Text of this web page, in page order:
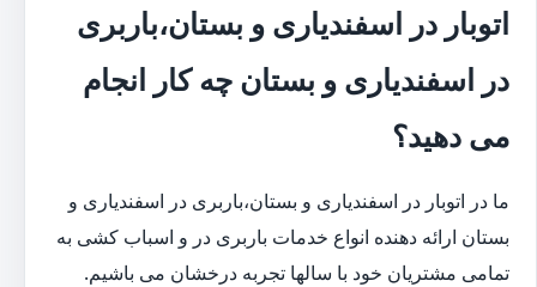
اتوبار در اسفندیاری و بستان،باربری
در اسفندیاری و بستان چه کار انجام
می دهید؟
ما در اتوبار در اسفندیاری و بستان،باربری در اسفندیاری و
بستان ارائه دهنده انواع خدمات باربری در و اسباب کشی به
تمامی مشتریان خود با سالها تجربه درخشان می باشیم.